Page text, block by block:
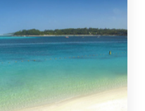
nature reserves.